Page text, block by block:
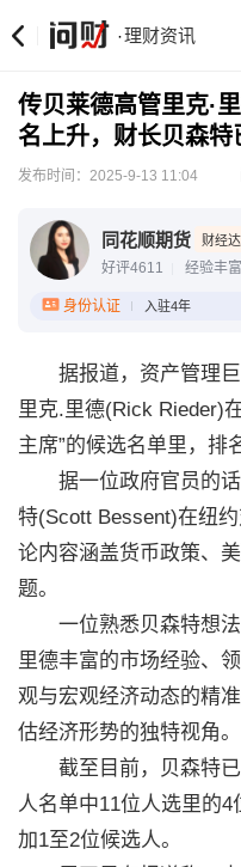
·理财资讯
传贝莱德高管里克·
名上升，财长贝森特
发布时间：2025-9-13 11:04
同花顺期货 财经
好评4611 经验丰富
身份认证 入驻4年
据报道，资产管理巨
里克.里德(Rick Rieder)
主席”的候选名单里，排
据一位政府官员的话
特(Scott Bessent)在纽
论内容涵盖货币政策、
题。
一位熟悉贝森特想法
里德丰富的市场经验、
观与宏观经济动态的精
估经济形势的独特视角。
截至目前，贝森特已
人名单中11位人选里的
加1至2位候选人。